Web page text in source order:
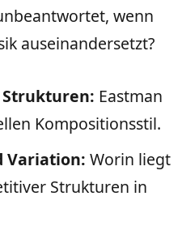
wenn
auseinandersetzt?
Eastman
Kompositionsstil.
Variation: Worin liegt
Strukturen in